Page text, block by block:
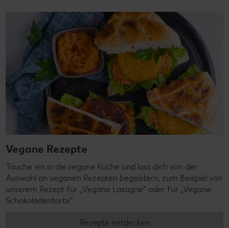
Vegane Rezepte
Tauche ein in die vegane Küche und lass dich von der
Auswahl an veganen Rezepten begeistern, zum Beispiel von
unserem Rezept für „Vegane Lasagne“ oder für „Vegane
Schokoladentorte“.
Rezepte entdecken